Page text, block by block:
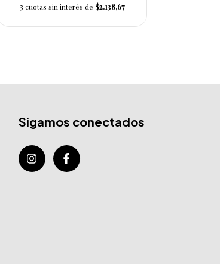
3 cuotas sin interés de $2.138,67
Sigamos conectados